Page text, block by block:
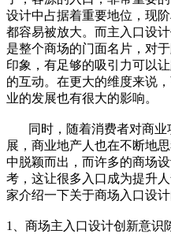
设计中占据着重要地位，现
都容易被放大。而主入口设
是整个商场的门面名片，对
印象，有足够的吸引力可以
的互动。在更大的维度来说
业的发展也有很大的影响。
同时，随着消费者对商业
展，商业地产人也在不断地
中脱颖而出，而许多的商场
考，这让很多入口成为提升
家介绍一下关于商场入口设计
1、商场主入口设计创新意识